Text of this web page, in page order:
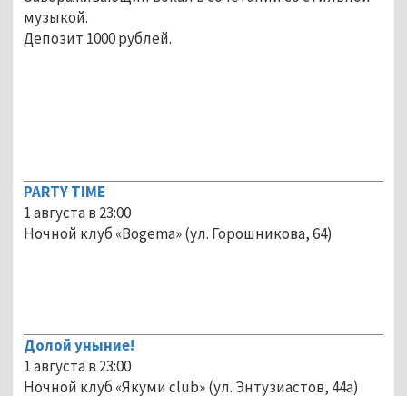
музыкой.
Депозит 1000 рублей.
PARTY TIME
1 августа в 23:00
Ночной клуб «Bogema» (ул. Горошникова, 64)
Долой уныние!
1 августа в 23:00
Ночной клуб «Якуми club» (ул. Энтузиастов, 44а)